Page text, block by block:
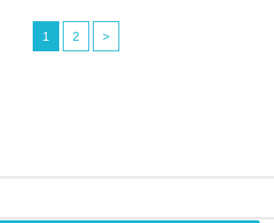
1 2 >